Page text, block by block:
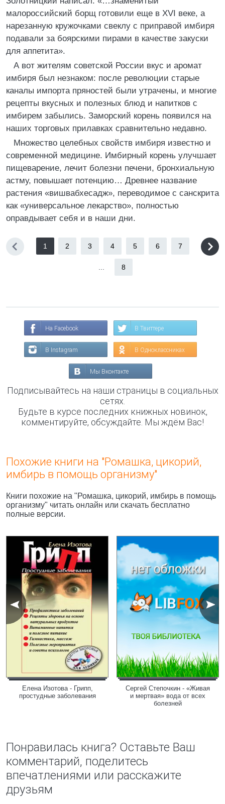
малороссийский борщ готовили еще в XVI веке, а
нарезанную кружочками свеклу с приправой имбиря
подавали за боярскими пирами в качестве закуски
для аппетита».
А вот жителям советской России вкус и аромат
имбиря был незнаком: после революции старые
каналы импорта пряностей были утрачены, и многие
рецепты вкусных и полезных блюд и напитков с
имбирем забылись. Заморский корень появился на
наших торговых прилавках сравнительно недавно.
Множество целебных свойств имбиря известно и
современной медицине. Имбирный корень улучшает
пищеварение, лечит болезни печени, бронхиальную
астму, повышает потенцию… Древнее название
растения «вишвабхесадж», переводимое с санскрита
как «универсальное лекарство», полностью
оправдывает себя и в наши дни.
1 2 3 4 5 6 7
8
На Facebook В Твиттере
В Instagram В Одноклассниках
Мы Вконтакте
Подписывайтесь на наши страницы в социальных
сетях.
Будьте в курсе последних книжных новинок,
комментируйте, обсуждайте. Мы ждём Вас!
Похожие книги на "Ромашка, цикорий,
имбирь в помощь организму"
Книги похожие на "Ромашка, цикорий, имбирь в помощь
организму" читать онлайн или скачать бесплатно
полные версии.
Елена Изотова - Грипп,
простудные заболевания
Сергей Степочкин - «Живая
и мертвая» вода от всех
болезней
Понравилась книга? Оставьте Ваш
комментарий, поделитесь
впечатлениями или расскажите
друзьям